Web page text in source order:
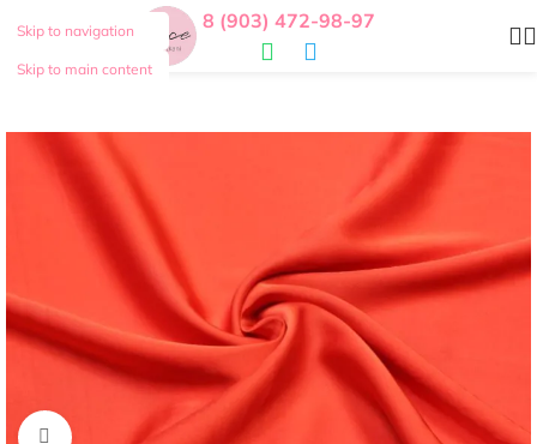
Skip to navigation
Skip to main content
8 (903) 472-98-97
Нажмите, чтобы увеличить